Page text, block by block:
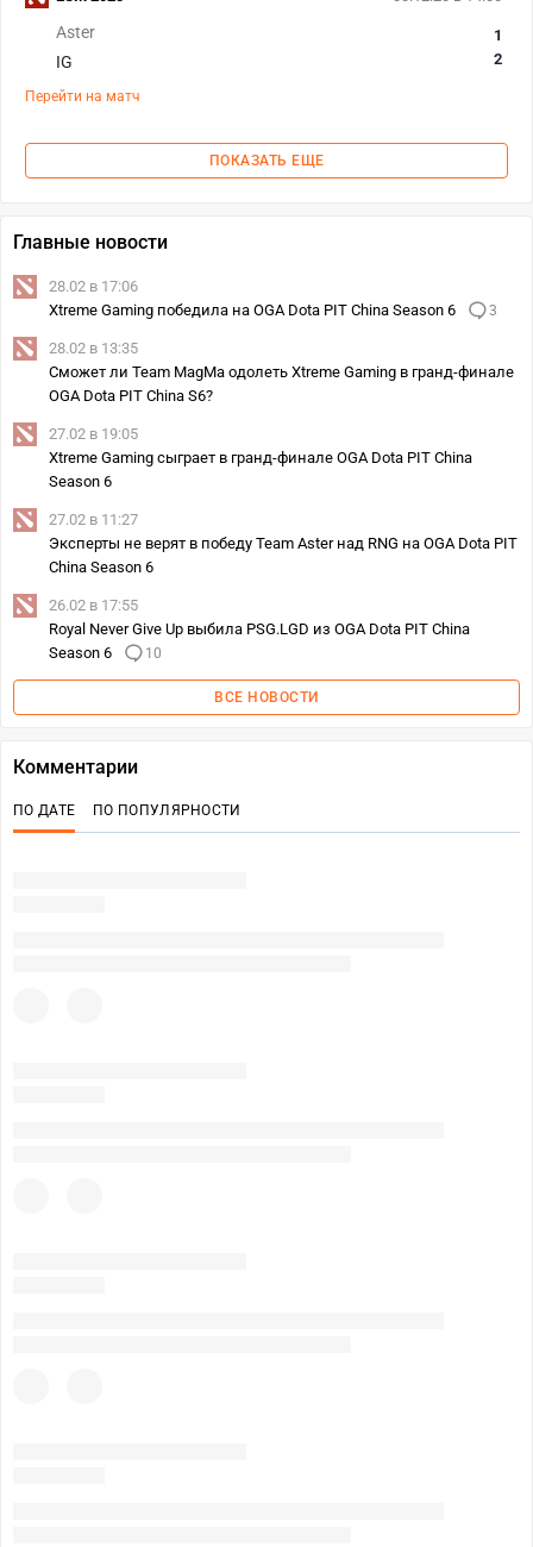
Aster
IG
1
2
Перейти на матч
ПОКАЗАТЬ ЕЩЕ
Главные новости
28.02 в 17:06
Xtreme Gaming победила на OGA Dota PIT China Season 6
3
28.02 в 13:35
Сможет ли Team MagMa одолеть Xtreme Gaming в гранд-финале
OGA Dota PIT China S6?
27.02 в 19:05
Xtreme Gaming сыграет в гранд-финале OGA Dota PIT China
Season 6
27.02 в 11:27
Эксперты не верят в победу Team Aster над RNG на OGA Dota PIT
China Season 6
26.02 в 17:55
Royal Never Give Up выбила PSG.LGD из OGA Dota PIT China
Season 6
10
ВСЕ НОВОСТИ
Комментарии
ПО ДАТЕ ПО ПОПУЛЯРНОСТИ